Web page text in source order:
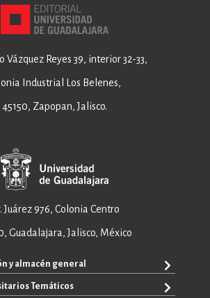
Vázquez Reyes 39, interior 32-33,
Industrial Los Belenes,
45150, Zapopan, Jalisco.
Juárez 976, Colonia Centro
Guadalajara, Jalisco, México
y almacén general
Temáticos